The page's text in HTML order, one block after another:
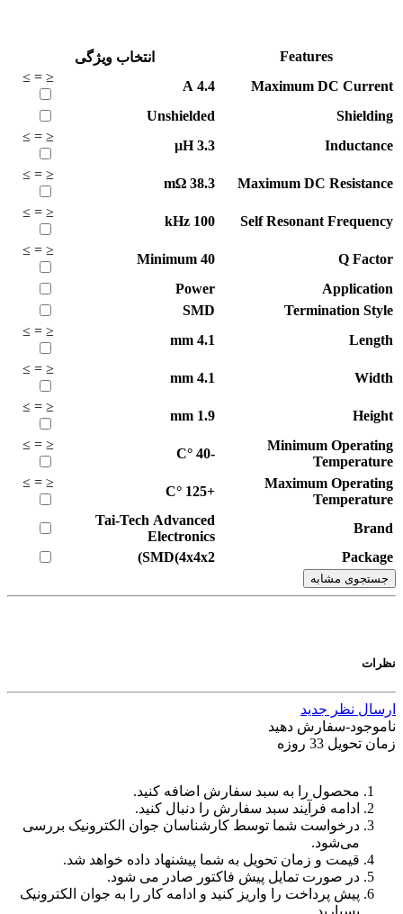
Features
انتخاب ویژگی
Maximum DC Current
4.4
A
≤
=
≥
Shielding
Unshielded
Inductance
3.3
µH
≤
=
≥
Maximum DC Resistance
38.3
mΩ
≤
=
≥
Self Resonant Frequency
100
kHz
≤
=
≥
Q Factor
40
Minimum
≤
=
≥
Application
Power
Termination Style
SMD
Length
4.1
mm
≤
=
≥
Width
4.1
mm
≤
=
≥
Height
1.9
mm
≤
=
≥
Minimum Operating
Temperature
-40
°C
≤
=
≥
Maximum Operating
Temperature
+125
°C
≤
=
≥
Brand
Tai-Tech Advanced
Electronics
Package
SMD(4x4x2)
جستجوی مشابه
نظرات
ارسال نظر جدید
ناموجود-سفارش دهید
زمان تحویل 33 روزه
محصول را به سبد سفارش اضافه کنید.
ادامه فرآیند سبد سفارش را دنبال کنید.
درخواست شما توسط کارشناسان جوان الکترونیک بررسی
می‌شود.
قیمت و زمان تحویل به شما پیشنهاد داده خواهد شد.
در صورت تمایل پیش فاکتور صادر می شود.
پیش پرداخت را واریز کنید و ادامه کار را به جوان الکترونیک
بسپارید.